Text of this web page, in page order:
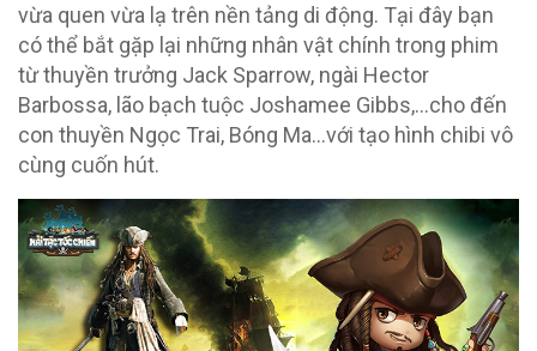
vừa quen vừa lạ trên nền tảng di động. Tại đây bạn
có thể bắt gặp lại những nhân vật chính trong phim
từ thuyền trưởng Jack Sparrow, ngài Hector
Barbossa, lão bạch tuộc Joshamee Gibbs,…cho đến
con thuyền Ngọc Trai, Bóng Ma…với tạo hình chibi vô
cùng cuốn hút.